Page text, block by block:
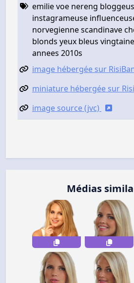
emilie voe nereng
instagrameuse
norvegienne scandinave
blonds yeux bleus
annees 2010s
image hébergée sur
miniature hébergée sur
image source (jvc)
Médias